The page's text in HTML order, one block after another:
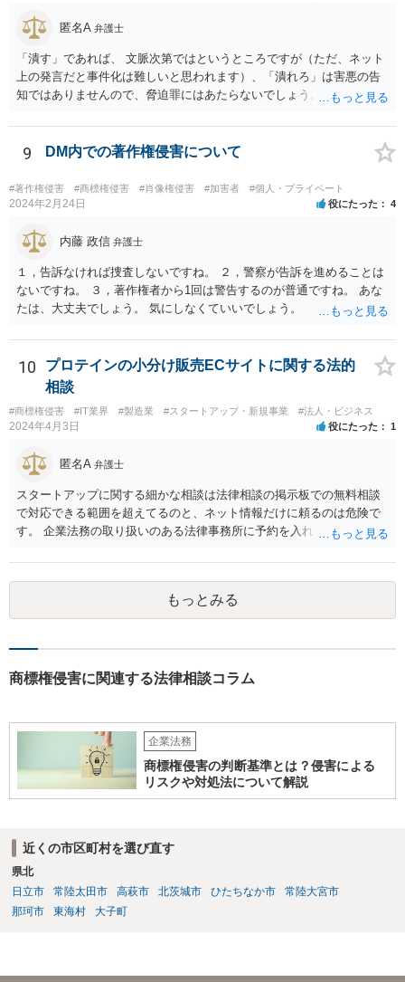
すが、それだけで直ちに侵害となるわけではありません。完全無償・
非営利であれば「表現の自由」「創作物」としての側面が強く評価さ
れる可能性があります。一方、広告収益がある場合は「商業利用」と
しての色彩が強まり、リスクが高まる可能性があります。 公開前に変
更・確認しておく事項については、公開の場でアドバイスするにも限
界があるかと思うので、資料等を持参の上、弁護士に相談されること
も一つかと存じます。
匿名A 弁護士
「潰す」であれば、 文脈次第ではというところですが（ただ、ネット
上の発言だと事件化は難しいと思われます）、「潰れろ」は害悪の告
知ではありませんので、脅迫罪にはあたらないでしょう。 もっとも、
害として法的措置をとれる可能性はあります。
9 DM内での著作権侵害について
#著作権侵害 #商標権侵害 #肖像権侵害 #加害者 #個人・プライベート
2024年2月24日 役にたった 4
内藤 政信 弁護士
１，告訴なければ捜査しないですね。 ２，警察が告訴を進めることは
ないですね。 ３，著作権者から1回は警告するのが普通ですね。 あな
たは、大丈夫でしょう。 気にしなくていいでしょう。
10
プロテインの小分け販売ECサイトに関する法的
相談
#商標権侵害 #IT業界 #製造業 #スタートアップ・新規事業 #法人・ビジネス
2024年4月3日 役にたった 1
匿名A 弁護士
スタートアップに関する細かな相談は法律相談の掲示板での無料相談
で対応できる範囲を超えてるのと、ネット情報だけに頼るのは危険で
す。 企業法務の取り扱いのある法律事務所に予約を入れて、リーガル
す。
もっとみる
商標権侵害に関連する法律相談コラム
企業法務
商標権侵害の判断基準とは？侵害による
リスクや対処法について解説
近くの市区町村を選び直す
県北
日立市
常陸太田市 高萩市 北茨城市 ひたちなか市
常陸大宮市
那珂市
東海村 大子町